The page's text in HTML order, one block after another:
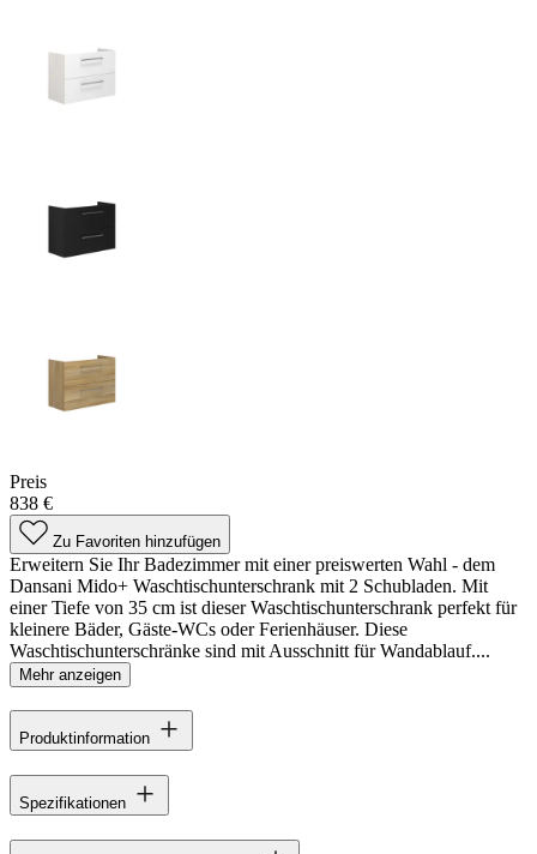
Preis
838 €
Zu Favoriten hinzufügen
Erweitern Sie Ihr Badezimmer mit einer preiswerten Wahl - dem
Dansani Mido+ Waschtischunterschrank mit 2 Schubladen. Mit
einer Tiefe von 35 cm ist dieser Waschtischunterschrank perfekt für
kleinere Bäder, Gäste-WCs oder Ferienhäuser. Diese
Waschtischunterschränke sind mit Ausschnitt für Wandablauf....
Mehr anzeigen
Produktinformation
Spezifikationen